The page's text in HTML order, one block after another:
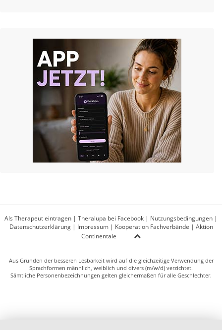
Als Therapeut eintragen | Theralupa bei Facebook | Nutzungsbedingungen |
Datenschutzerklärung| Impressum| Kooperation Fachverbände | Aktion
Continentale
Aus Gründen der besseren Lesbarkeit wird auf die gleichzeitige Verwendung der
Sprachformen männlich, weiblich und divers (m/w/d) verzichtet.
Sämtliche Personenbezeichnungen gelten gleichermaßen für alle Geschlechter.